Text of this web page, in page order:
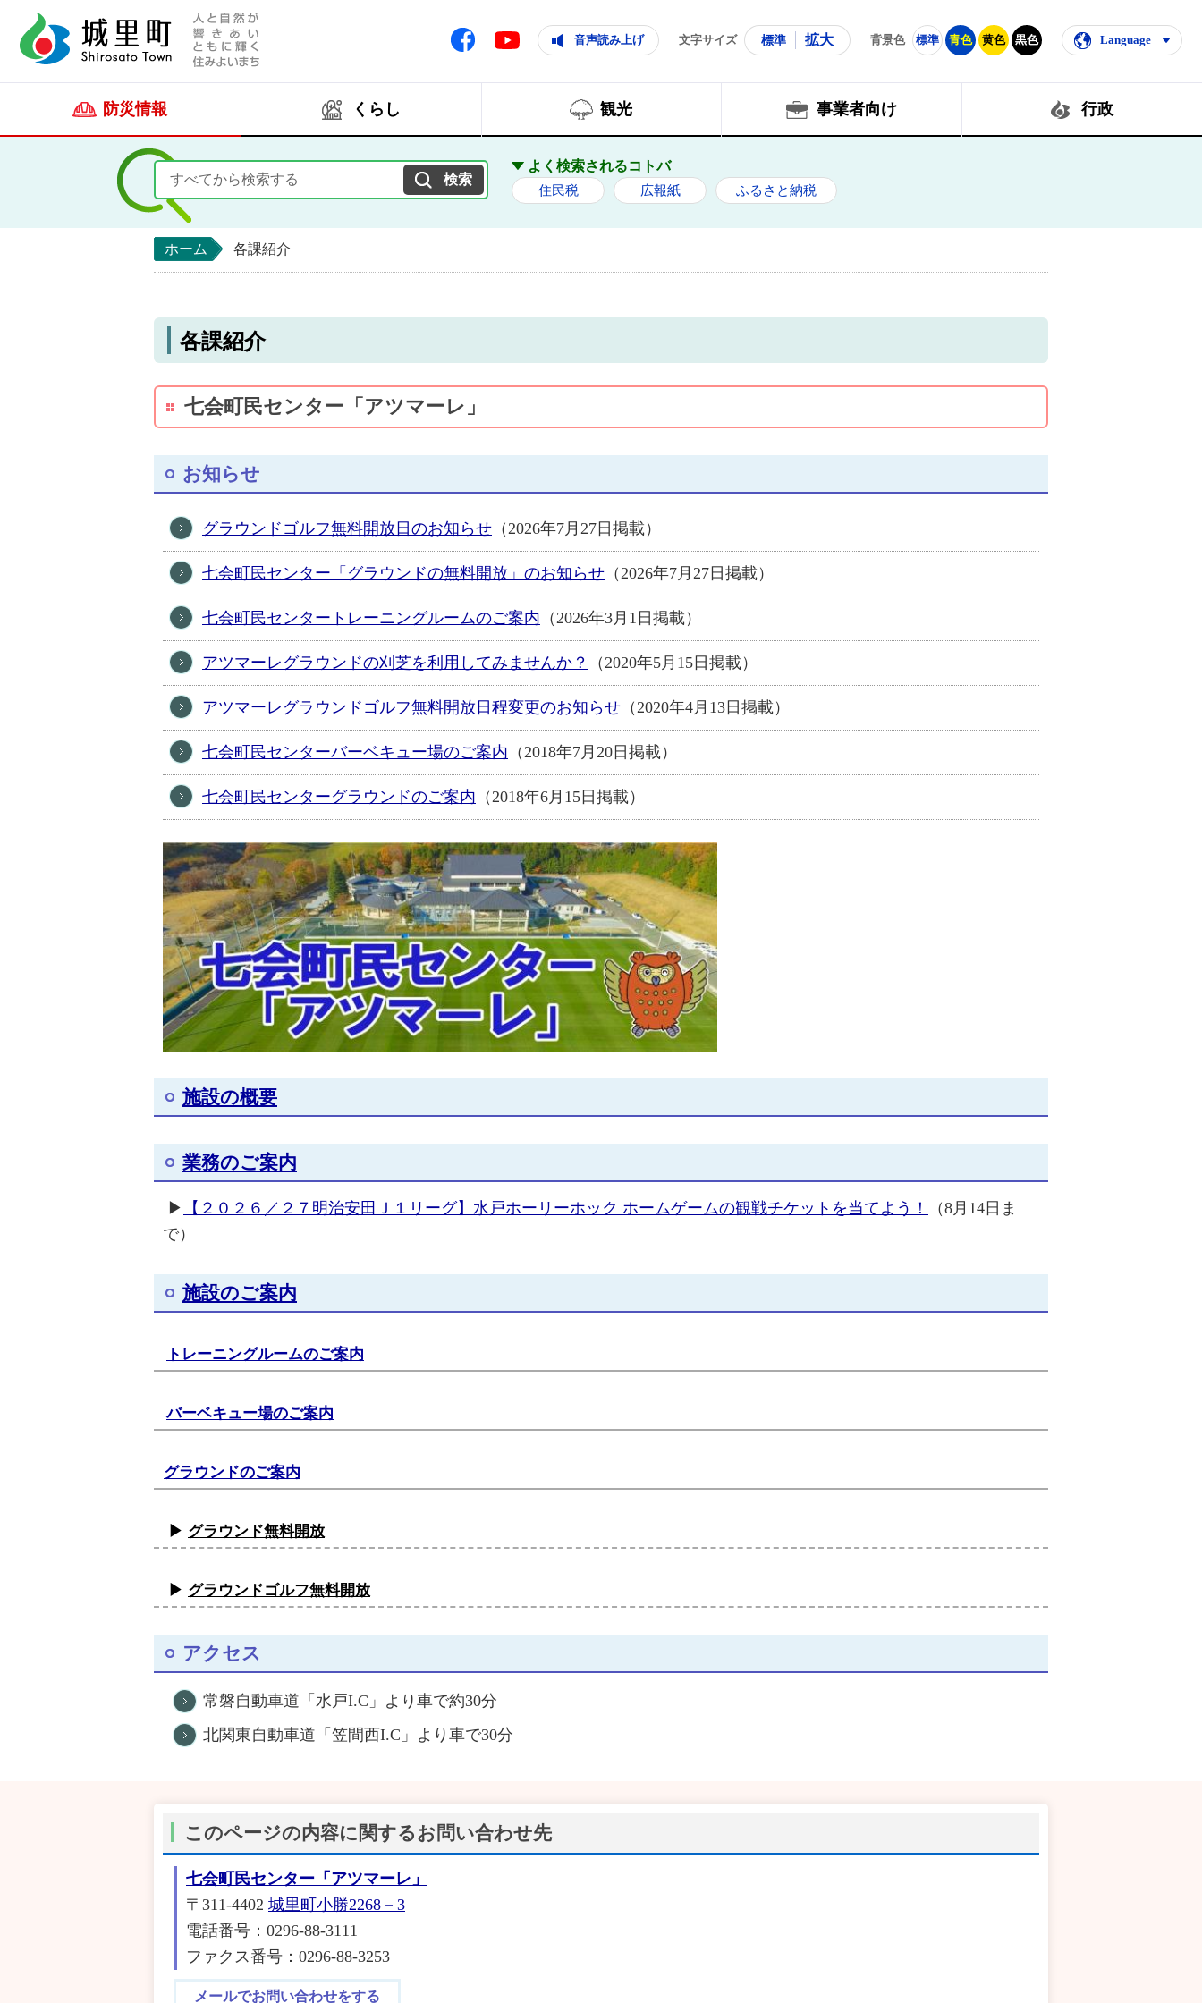
Facebook Youtube 音声読み上げ 文字サイズ 標準 拡大 背景色 標準 青色 黄色 黒色 Language
防災情報 くらし 観光 事業者向け 行政
よく検索されるコトバ
住民税 広報紙 ふるさと納税
ホーム 各課紹介
各課紹介
七会町民センター「アツマーレ」
お知らせ
グラウンドゴルフ無料開放日のお知らせ （2026年7月27日掲載）
七会町民センター「グラウンドの無料開放」のお知らせ （2026年7月27日掲載）
七会町民センタートレーニングルームのご案内 （2026年3月1日掲載）
アツマーレグラウンドの刈芝を利用してみませんか？ （2020年5月15日掲載）
アツマーレグラウンドゴルフ無料開放日程変更のお知らせ （2020年4月13日掲載）
七会町民センターバーベキュー場のご案内 （2018年7月20日掲載）
七会町民センターグラウンドのご案内 （2018年6月15日掲載）
施設の概要
業務のご案内
▶ 【２０２６／２７明治安田Ｊ１リーグ】水戸ホーリーホック ホームゲームの観戦チケットを当てよう！
（8月14日ま
で）
施設のご案内
トレーニングルームのご案内
バーベキュー場のご案内
グラウンドのご案内
▶ グラウンド無料開放
▶ グラウンドゴルフ無料開放
アクセス
常磐自動車道「水戸I.C」より車で約30分
北関東自動車道「笠間西I.C」より車で30分
このページの内容に関するお問い合わせ先
七会町民センター「アツマーレ」
〒311-4402 城里町小勝2268－3
電話番号：0296‐88‐3111
ファクス番号：0296‐88‐3253
メールでお問い合わせをする